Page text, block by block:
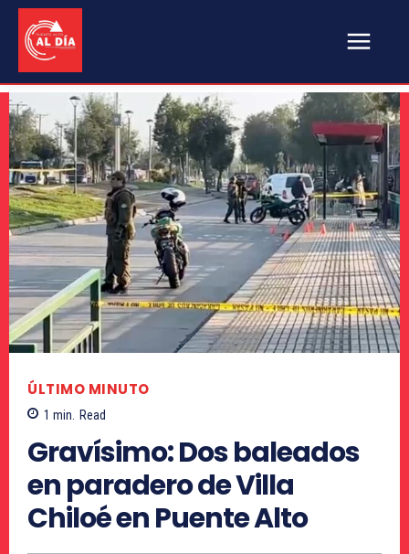
ÚLTIMO MINUTO
1 min. Read
Gravísimo: Dos baleados
en paradero de Villa
Chiloé en Puente Alto